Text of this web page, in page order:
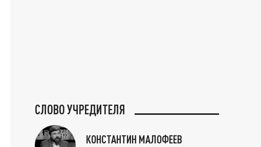
СЛОВО УЧРЕДИТЕЛЯ
КОНСТАНТИН МАЛОФЕЕВ